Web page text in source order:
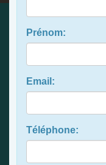
Prénom:
Email:
Téléphone: